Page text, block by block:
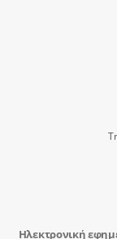
Ηλεκτρονική